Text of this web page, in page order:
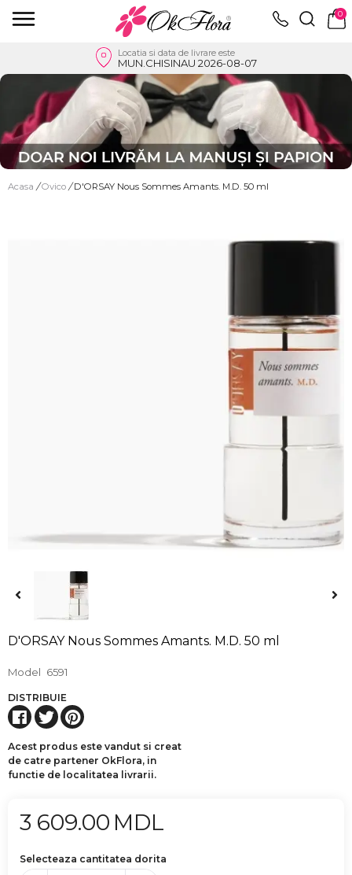
0
Locatia si data de livrare este
MUN.CHISINAU 2026-08-07
Acasa / Ovico / D'ORSAY Nous Sommes Amants. M.D. 50 ml
D'ORSAY Nous Sommes Amants. M.D. 50 ml
Model 6591
DISTRIBUIE
Acest produs este vandut si creat
de catre partener OkFlora, in
functie de localitatea livrarii.
3 609.00 MDL
Selecteaza cantitatea dorita